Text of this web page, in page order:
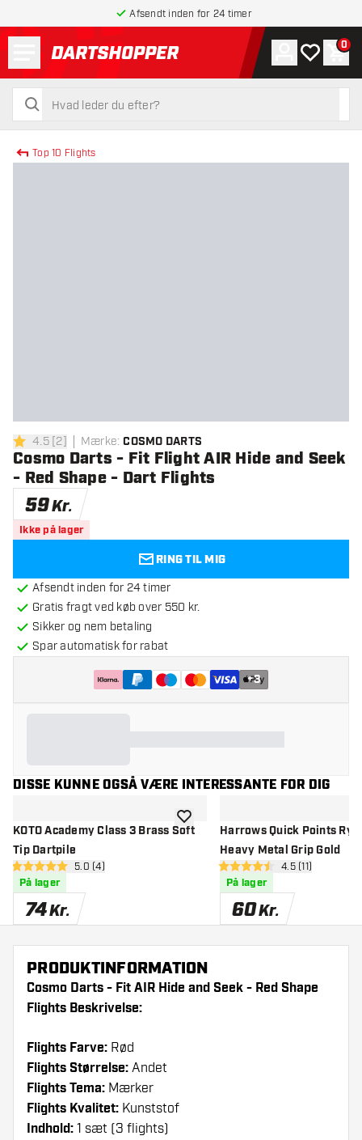
Afsendt inden for 24 timer
tilbage til forsiden
søg
søg
Konto
Min 0
Top 10 Flights
4.5 bedømmelsesstjerner
4.5[2] Mærke: COSMO DARTS
Cosmo Darts - Fit Flight AIR Hide and Seek
- Red Shape - Dart Flights
59Kr.
Ikke på lager
RING TIL MIG
Afsendt inden for 24 timer
Gratis fragt ved køb over 550 kr.
Sikker og nem betaling
Spar automatisk for rabat
+3
DISSE KUNNE OGSÅ VÆRE INTERESSANTE FOR DIG
KOTO Academy Class 3 Brass Soft
Tip Dartpile
åbn anmeldelsespanel
5 bedømmelsesstjerner
5.0 (4)
På lager
74Kr.
tilføje til ønskeliste
Harrows Quick Points
Heavy Metal Grip Gold
åbn
4.5 bedømmelsesstjerner
4.5 (11)
På lager
60Kr.
PRODUKTINFORMATION
Cosmo Darts - Fit AIR Hide and Seek - Red Shape
Flights Beskrivelse:
Flights Farve: Rød
Flights Størrelse: Andet
Flights Tema: Mærker
Flights Kvalitet: Kunststof
Indhold: 1 sæt (3 flights)